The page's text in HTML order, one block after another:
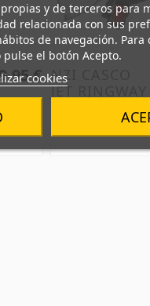
y de terceros para
relacionada con sus
de navegación. Para
el botón Acepto.
cookies
€ NZI CASCO
JET RINGWAY